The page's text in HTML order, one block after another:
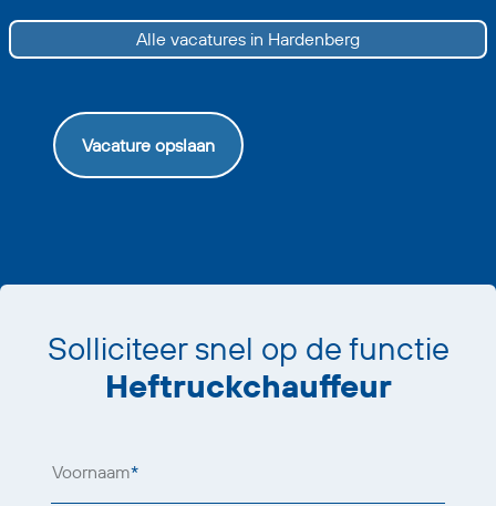
Alle vacatures in Hardenberg
Vacature opslaan
Solliciteer snel op de functie
Heftruckchauffeur
Voornaam*